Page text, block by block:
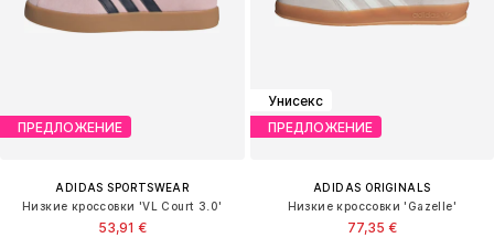
ПРЕДЛОЖЕНИЕ
ADIDAS SPORTSWEAR
Низкие кроссовки 'VL Court 3.0'
53,91 €
Унисекс
ПРЕДЛОЖЕНИЕ
ADIDAS ORIGINALS
Низкие кроссовки 'Gazelle'
77,35 €